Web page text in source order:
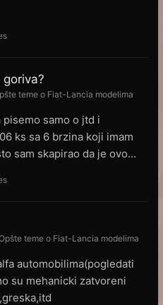
teme o Fiat-Lancia modelima
samo o jtd i
ks sa 6 brzina koji imam
sam skapirao da je ovo...
teme o Fiat-Lancia modelima
automobilima(pogledati
su mehanicki zatvoreni